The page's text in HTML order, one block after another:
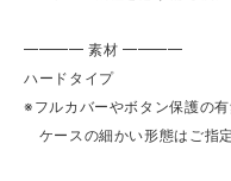
━━━━ 素材 ━━━━
ハードタイプ
※フルカバーやボタン保護の有
ケースの細かい形態はご指